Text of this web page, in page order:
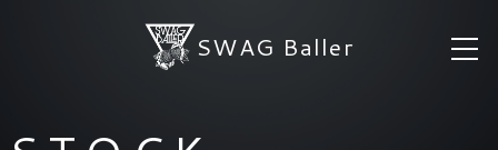
SWAG Baller